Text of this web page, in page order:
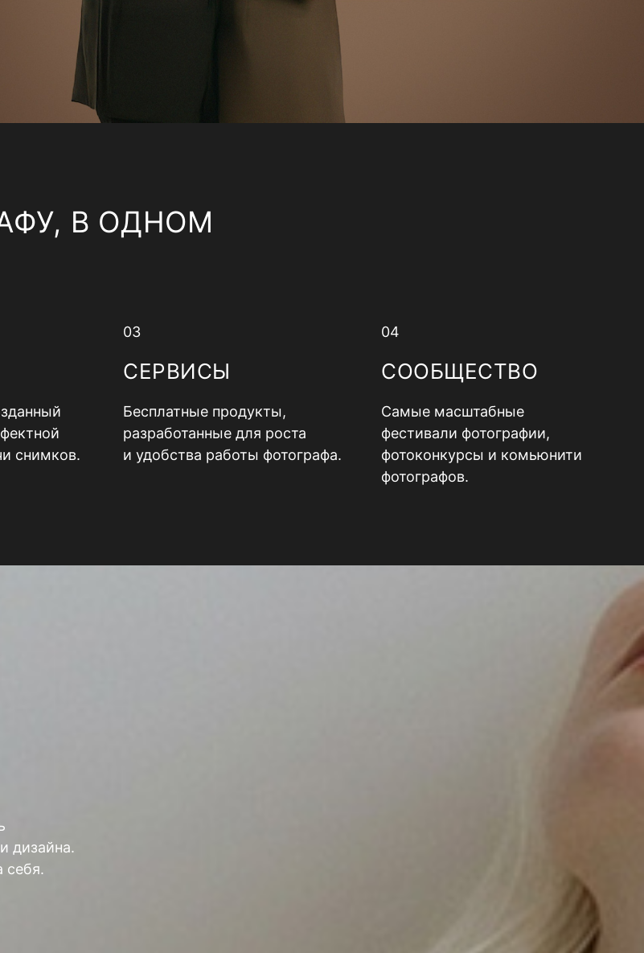
В ОДНОМ
снимков.
03
СЕРВИСЫ
Бесплатные продукты,
разработанные для роста
и удобства работы фотографа.
04
СООБЩЕСТВО
Самые масштабные
фестивали фотографии,
фотоконкурсы и комьюнити
фотографов.
дизайна.
себя.